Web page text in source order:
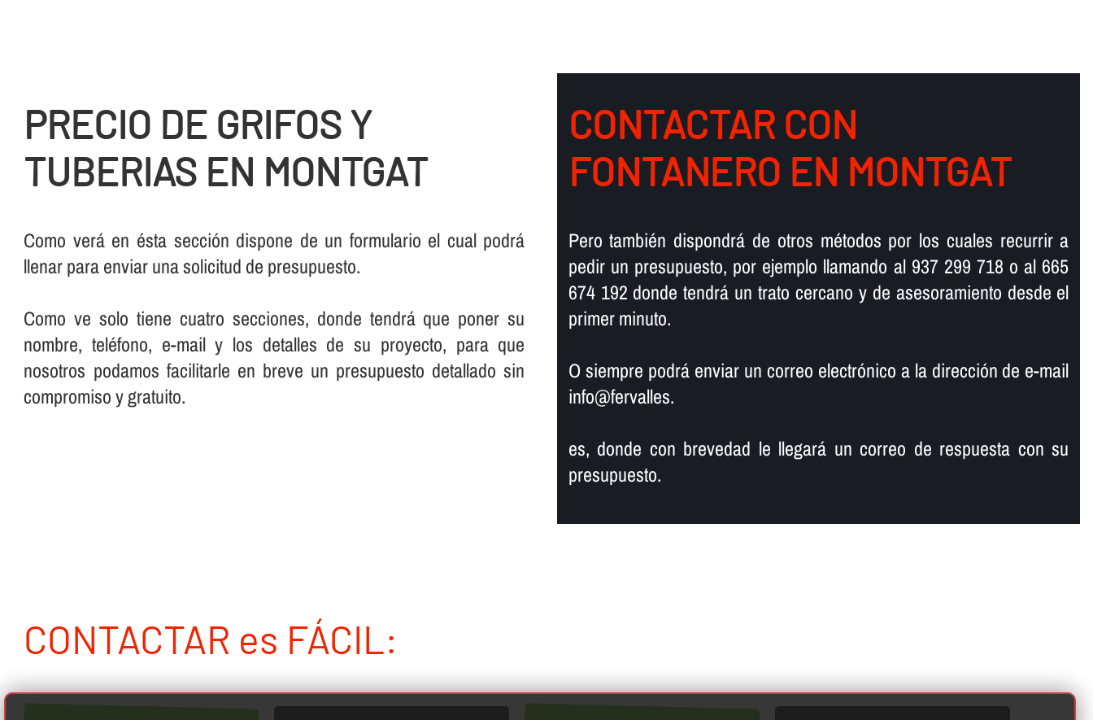
PRECIO DE GRIFOS Y
TUBERIAS EN MONTGAT
Como verá en ésta sección dispone de un formulario el cual podrá
llenar para enviar una solicitud de presupuesto.
Como ve solo tiene cuatro secciones, donde tendrá que poner su
nombre, teléfono, e-mail y los detalles de su proyecto, para que
nosotros podamos facilitarle en breve un presupuesto detallado sin
compromiso y gratuito.
CONTACTAR CON
FONTANERO EN MONTGAT
Pero también dispondrá de otros métodos por los cuales recurrir a
pedir un presupuesto, por ejemplo llamando al 937 299 718 o al 665
674 192 donde tendrá un trato cercano y de asesoramiento desde el
primer minuto.
O siempre podrá enviar un correo electrónico a la dirección de e-mail
info@fervalles.
es, donde con brevedad le llegará un correo de respuesta con su
presupuesto.
CONTACTAR es FÁCIL: